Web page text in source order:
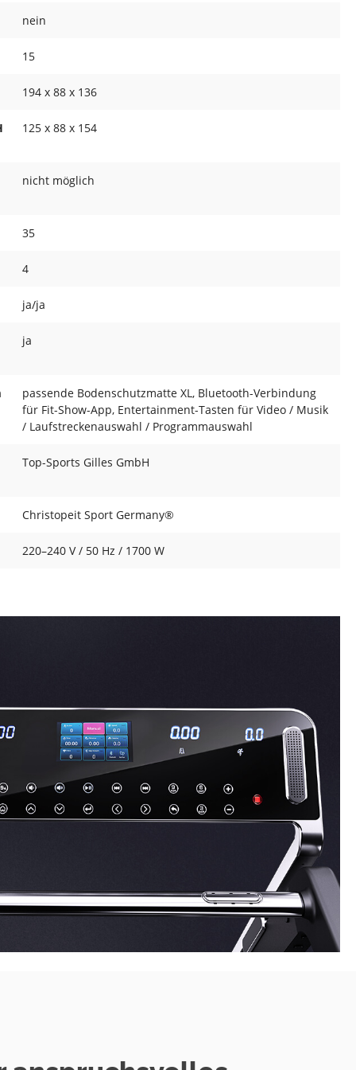
nein
15
194 x 88 x 136
125 x 88 x 154
nicht möglich
35
4
ja/ja
ja
passende Bodenschutzmatte XL, Bluetooth-Verbindung
für Fit-Show-App, Entertainment-Tasten für Video / Musik
/ Laufstreckenauswahl / Programmauswahl
Top-Sports Gilles GmbH
Christopeit Sport Germany®
220–240 V / 50 Hz / 1700 W